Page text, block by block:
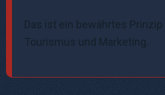
Das ist ein bewährtes
Tourismus und Marketing.